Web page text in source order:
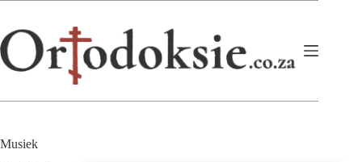
content
Musiek